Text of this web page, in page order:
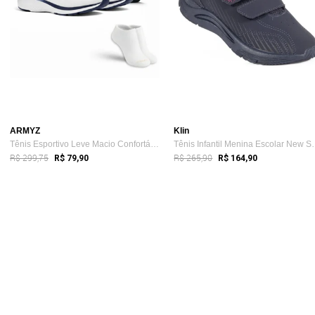
ARMYZ
Tênis Esportivo Leve Macio Confortável D...
R$ 299,75 R$ 79,90
Klin
Tênis
R$ 265,90 R$ 164,90